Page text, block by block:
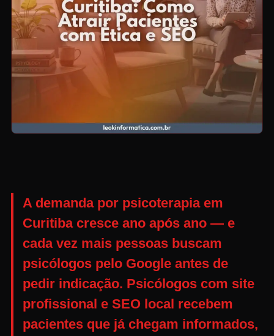
A demanda por psicoterapia em
Curitiba cresce ano após ano — e
cada vez mais pessoas buscam
psicólogos pelo Google antes de
pedir indicação. Psicólogos com site
profissional e SEO local recebem
pacientes que já chegam informados,